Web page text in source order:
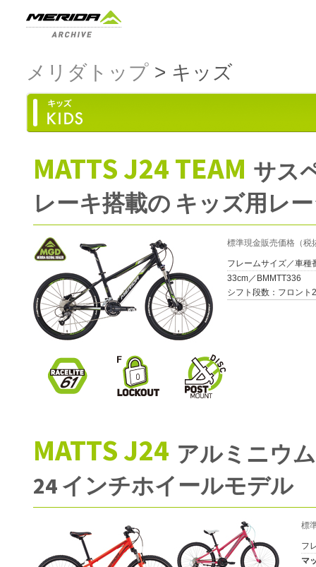
メリダトップ > キッズ
MATTS J24 TEAM サス
レーキ搭載の キッズ用レ
標準現金販売価格（税
フレームサイズ／車種
33cm／BMMTT336
シフト段数 ：フロント
MATTS J24 アルミニウ
24 インチホイールモデル
標
フ
マ